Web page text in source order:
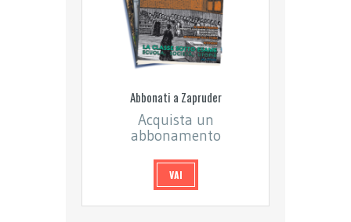
Abbonati a Zapruder
Acquista un
abbonamento
VAI